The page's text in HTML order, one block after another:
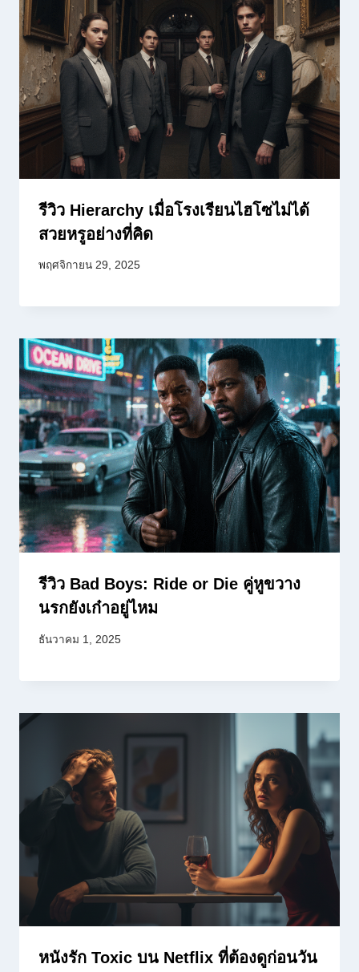
รีวิว Hierarchy เมื่อโรงเรียนไฮโซไม่ได้
สวยหรูอย่างที่คิด
พฤศจิกายน 29, 2025
รีวิว Bad Boys: Ride or Die คู่หูขวาง
นรกยังเก๋าอยู่ไหม
ธันวาคม 1, 2025
หนังรัก Toxic บน Netflix ที่ต้องดูก่อนวัน